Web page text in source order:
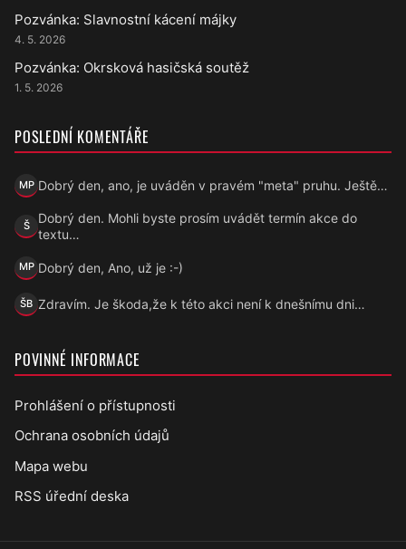
Pozvánka: Slavnostní kácení májky
4. 5. 2026
Pozvánka: Okrsková hasičská soutěž
1. 5. 2026
POSLEDNÍ KOMENTÁŘE
MP
Marek Přecechtěl
Dobrý den, ano, je uváděn v pravém "meta" pruhu. Ještě…
ŠŠárka
Dobrý den. Mohli byste prosím uvádět termín akce do
textu…
MPMarek Přecechtěl
Dobrý den, Ano, už je :-)
ŠBŠárka B.
Zdravím. Je škoda,že k této akci není k dnešnímu dni…
POVINNÉ INFORMACE
Prohlášení o přístupnosti
Ochrana osobních údajů
Mapa webu
RSS úřední deska